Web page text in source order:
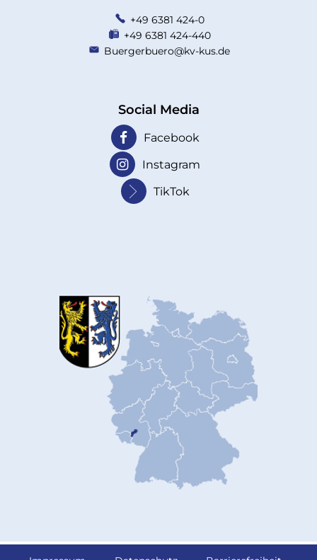
+49 6381 424-0
+49 6381 424-440
Buergerbuero@kv-kus.de
Social Media
Facebook
Instagram
TikTok